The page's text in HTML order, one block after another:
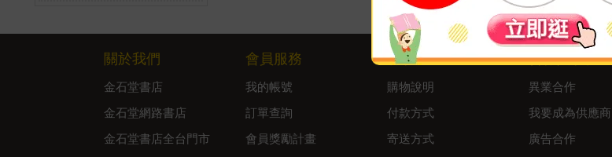
關於我們
金石堂書店
金石堂網路書店
金石堂書店全台門市
會員服務
我的帳號
訂單查詢
會員獎勵計畫
客服中心
購物說明
付款方式
寄送方式
合作與服務
異業合作
我要成為供應商
廣告合作